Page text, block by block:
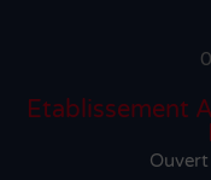
Etablissement